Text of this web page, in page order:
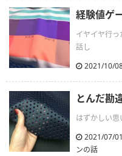
経験値ゲ
イヤイヤ行
話し
2021/10/
とんだ勘
はずかしい思
2021/07/01
ンの話